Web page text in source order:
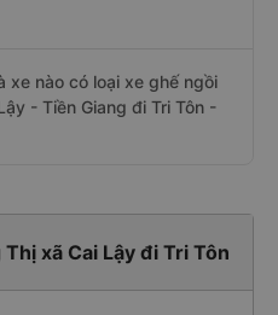
xe nào có loại xe ghế ngồi
- Tiền Giang đi Tri Tôn -
xã Cai Lậy đi Tri Tôn